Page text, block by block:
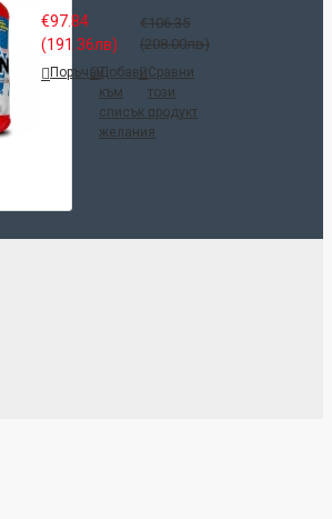
€97.84
(191.36лв)
€106.35
(208.00лв)
ПоръчайДобави
към
списък с
желания
Сравни
този
продукт